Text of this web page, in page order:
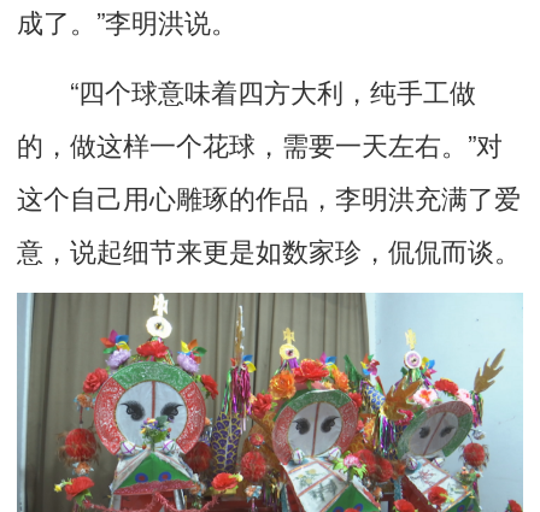
成了。”李明洪说。
“四个球意味着四方大利，纯手工做
的，做这样一个花球，需要一天左右。”对
这个自己用心雕琢的作品，李明洪充满了爱
意，说起细节来更是如数家珍，侃侃而谈。